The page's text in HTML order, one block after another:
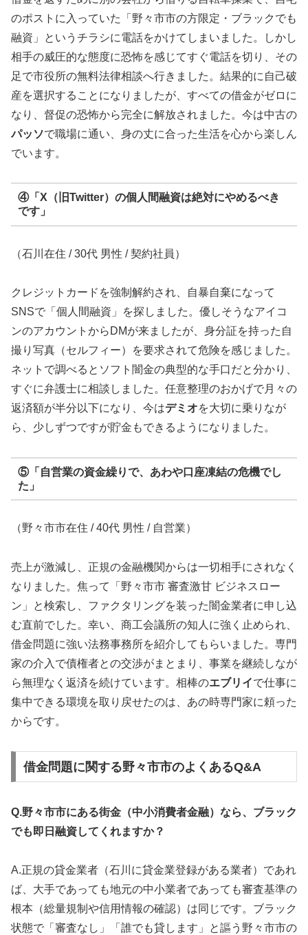
のポストに入っていた「野々市市の方限定・ブラックでも
融資」というチラシに電話をかけてしまいました。しかし
相手の威圧的な態度に恐怖を感じてすぐ電話を切り、その
足で市役所の無料法律相談へ行きました。結果的に自己破
産を選択することになりましたが、すべての借金がゼロに
なり、督促の恐怖から完全に解放されました。今は中古の
パッソで職場に通い、身の丈に合った生活を心から楽しん
でいます。
④「X（旧Twitter）の個人間融資は絶対にやめるべき
です」
（石川在住 / 30代 男性 / 契約社員）
クレジットカードを強制解約され、自暴自棄になって
SNSで「個人間融資」を探しました。優しそうなアイコ
ンのアカウントからDMが来ましたが、身分証を持った自
撮り写真（セルフィー）を要求されて危険を感じました。
ネットで調べるとソフト闇金の典型的な手口だと分かり、
すぐに弁護士に相談しました。任意整理のおかげで月々の
返済額が半分以下になり、今はデミオを大切に乗りなが
ら、少しずつですが貯金もできるようになりました。
⑤「自営業の資金繰りで、あわや口座凍結の危機でし
た」
（野々市市在住 / 40代 男性 / 自営業）
売上が激減し、正規の金融機関からは一切相手にされなく
なりました。焦って「野々市市 審査激甘 ビジネスロー
ン」と検索し、ファクタリングを装った闇金業者に申し込
む直前でした。幸い、商工会議所の知人に強く止められ、
借金問題に強い法務事務所を紹介してもらいました。専門
家の介入で債権者との交渉がまとまり、事業を継続しなが
ら無理なく返済を続けています。相棒のエブリイで仕事に
集中できる環境を取り戻せたのは、あの時専門家に頼った
からです。
借金問題に関する野々市市のよくあるQ&A
Q.野々市市にある街金（中小消費者金融）なら、ブラック
でも即日融資してくれますか？
A.正規の貸金業者（石川に貸金業登録がある業者）であれ
ば、大手であっても地元の中小業者であっても審査基準の
根本（総量規制や信用情報の確認）は同じです。ブラック
状態で「審査なし」「誰でも貸します」と謳う野々市市の